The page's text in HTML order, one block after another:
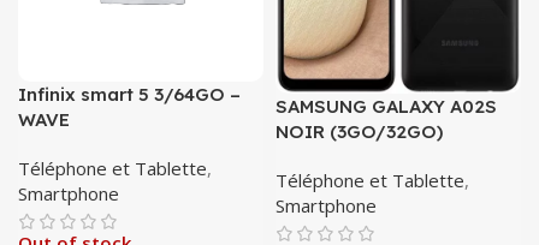
Infinix smart 5 3/64GO –
WAVE
Téléphone et Tablette,
Smartphone
SAMSUNG GALAXY A02S
NOIR (3GO/32GO)
Téléphone et Tablette,
Smartphone